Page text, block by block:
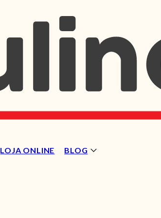
LOJA ONLINE BLOG